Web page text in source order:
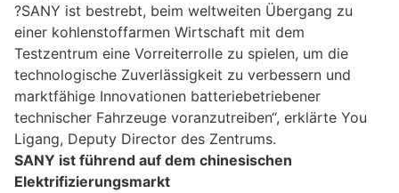
?SANY ist bestrebt, beim weltweiten Übergang zu
einer kohlenstoffarmen Wirtschaft mit dem
Testzentrum eine Vorreiterrolle zu spielen, um die
technologische Zuverlässigkeit zu verbessern und
marktfähige Innovationen batteriebetriebener
technischer Fahrzeuge voranzutreiben“, erklärte You
Ligang, Deputy Director des Zentrums.
SANY ist führend auf dem chinesischen
Elektrifizierungsmarkt